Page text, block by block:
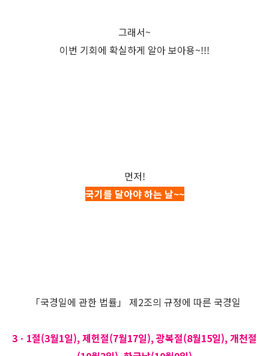
그래서~
이번 기회에 확실하게 알아 보아용~!!!
먼저!
국기를 달아야 하는 날~~
「국경일에 관한 법률」 제2조의 규정에 따른 국경일
3ㆍ1절(3월1일), 제헌절(7월17일), 광복절(8월15일), 개천절